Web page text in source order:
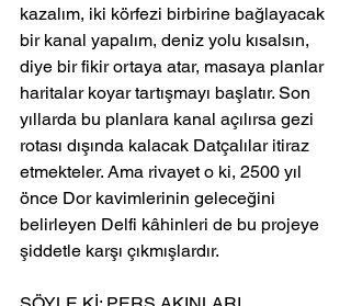
kazalım, iki körfezi birbirine bağlayacak
bir kanal yapalım, deniz yolu kısalsın,
diye bir fikir ortaya atar, masaya planlar
haritalar koyar tartışmayı başlatır. Son
yıllarda bu planlara kanal açılırsa gezi
rotası dışında kalacak Datçalılar itiraz
etmekteler. Ama rivayet o ki, 2500 yıl
önce Dor kavimlerinin geleceğini
belirleyen Delfi kâhinleri de bu projeye
şiddetle karşı çıkmışlardır.